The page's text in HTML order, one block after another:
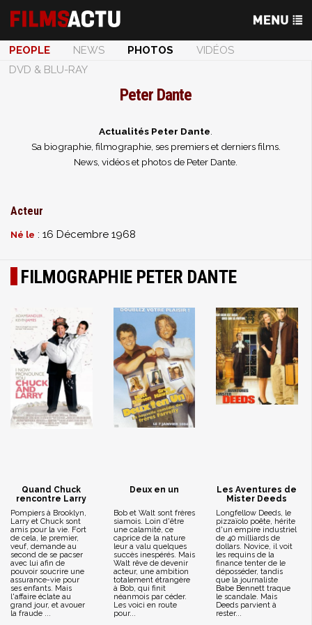
PEOPLE NEWS PHOTOS
VIDÉOS
DVD & BLU-RAY
Peter Dante
Actualités Peter Dante
Sa biographie, filmographie, ses premiers et derniers films.
News, vidéos et photos de Peter Dante.
Acteur
Né le : 16 Décembre 1968
FILMOGRAPHIE PETER DANTE
Quand Chuck
rencontre Larry
Pompiers à Brooklyn,
Larry et Chuck sont
amis pour la vie. Fort
de cela, le premier,
veuf, demande au
second de se pacser
avec lui afin de
pouvoir soucrire une
assurance-vie pour
ses enfants. Mais
l'affaire éclate au
grand jour, et avouer
la fraude ...
Deux en un
Bob et Walt sont frères
siamois. Loin d'être
une calamité, ce
caprice de la nature
leur a valu quelques
succès inespérés. Mais
Walt rêve de devenir
acteur, une ambition
totalement étrangère
à Bob, qui finit
néanmois par céder.
Les voici en route
pour...
Les Aventures de
Mister Deeds
Longfellow Deeds, le
pizzaïolo poête, hérite
d'un empire industriel
de 40 milliards de
dollars. Novice, il voit
les requins de la
finance tenter de le
déposséder, tandis
que la journaliste
Babe Bennett traque
le scandale. Mais
Deeds parvient à
rester...